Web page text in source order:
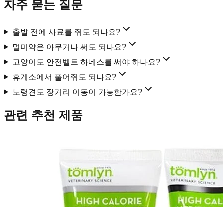
자주 묻는 질문
출발 전에 사료를 줘도 되나요?
멀미약은 아무거나 써도 되나요?
고양이도 안전벨트 하네스를 써야 하나요?
휴게소에서 풀어줘도 되나요?
노령견도 장거리 이동이 가능한가요?
관련 추천 제품